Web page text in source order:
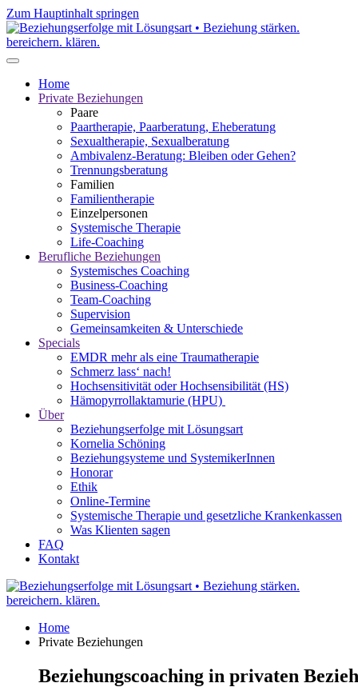
Zum Hauptinhalt springen
Home
Private Beziehungen
Paare
Paartherapie, Paarberatung, Eheberatung
Sexualtherapie, Sexualberatung
Ambivalenz-Beratung: Bleiben oder Gehen?
Trennungsberatung
Familien
Familientherapie
Einzelpersonen
Systemische Therapie
Life-Coaching
Berufliche Beziehungen
Systemisches Coaching
Business-Coaching
Team-Coaching
Supervision
Gemeinsamkeiten & Unterschiede
Specials
EMDR mehr als eine Traumatherapie
Schmerz lass‘ nach!
Hochsensitivität oder Hochsensibilität (HS)
Hämopyrrollaktamurie (HPU)
Über
Beziehungserfolge mit Lösungsart
Kornelia Schöning
Beziehungsysteme und SystemikerInnen
Honorar
Ethik
Online-Termine
Systemische Therapie und gesetzliche Krankenkassen
Was Klienten sagen
FAQ
Kontakt
Home
Private Beziehungen
Beziehungscoaching in privaten